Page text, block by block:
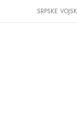
SRPSKE